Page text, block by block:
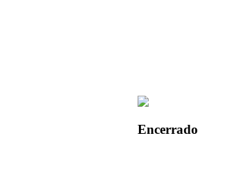
Encerrado